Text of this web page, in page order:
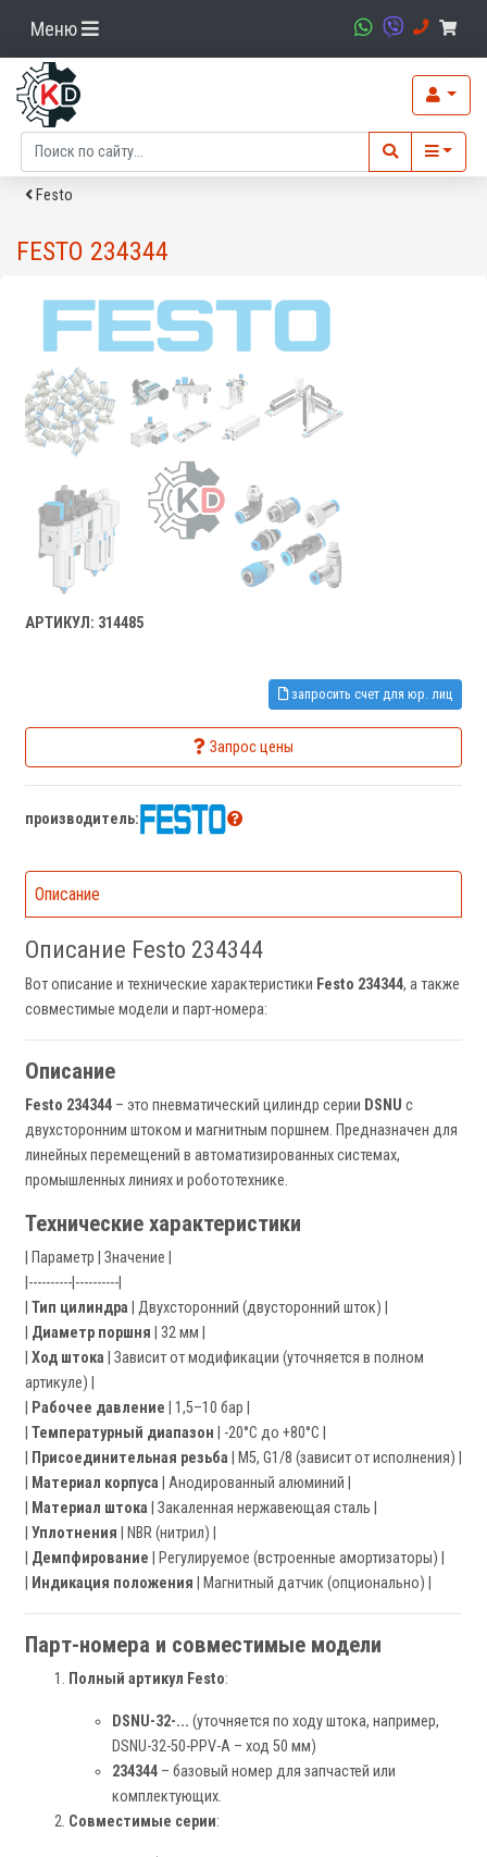
Меню
Festo
FESTO 234344
АРТИКУЛ: 314485
запросить счет для юр. лиц
Запрос цены
производитель:
Описание
Описание Festo 234344
Вот описание и технические характеристики Festo 234344, а также
совместимые модели и парт-номера:
Описание
Festo 234344 – это пневматический цилиндр серии DSNU с
двухсторонним штоком и магнитным поршнем. Предназначен для
линейных перемещений в автоматизированных системах,
промышленных линиях и робототехнике.
Технические характеристики
| Параметр | Значение |
|----------|----------|
Тип цилиндра | Двухсторонний (двусторонний шток) |
Диаметр поршня | 32 мм |
Ход штока | Зависит от модификации (уточняется в полном
артикуле) |
Рабочее давление | 1,5–10 бар |
Температурный диапазон | -20°C до +80°C |
Присоединительная резьба | M5, G1/8 (зависит от исполнения) |
Материал корпуса | Анодированный алюминий |
Материал штока | Закаленная нержавеющая сталь |
Уплотнения | NBR (нитрил) |
Демпфирование | Регулируемое (встроенные амортизаторы) |
Индикация положения | Магнитный датчик (опционально) |
Парт-номера и совместимые модели
Полный артикул Festo:
DSNU-32-... (уточняется по ходу штока, например,
DSNU-32-50-PPV-A – ход 50 мм)
234344 – базовый номер для запчастей или
комплектующих.
Совместимые серии: